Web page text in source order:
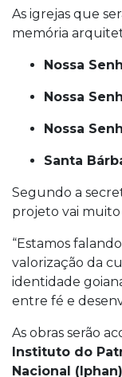
As igrejas que
memória
Nossa
Nossa
Nossa
Santa
Segundo a
projeto vai
“Estamos
valorização da
identidade
entre fé e
As obras serão
Instituto do
Nacional (Iphan)